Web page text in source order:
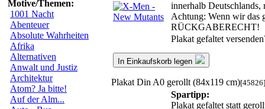
Motive/Themen:
1001 Nacht
Abenteuer
Absolute Wahrheiten
Afrika
Alternativen
Anwalt und Justiz
Architektur
Atom? Ja bitte!
Auf der Alm...
innerhalb Deutschlands,
Achtung: Wenn wir das
RÜCKGABERECHT!
Plakat gefaltet
In Einkaufskorb legen
Plakat Din A0 gerollt (84x119 cm)[45826]
Spartipp:
Plakat gefaltet statt